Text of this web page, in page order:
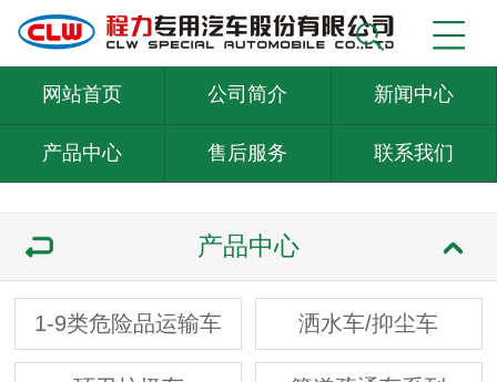
网站首页 公司简介 新闻中心
产品中心 售后服务 联系我们
产品中心
1-9类危险品运输车 洒水车/抑尘车